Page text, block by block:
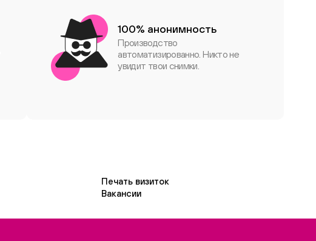
100% анонимность
Производство
автоматизированно. Никто не
увидит твои снимки.
Печать визиток
Вакансии